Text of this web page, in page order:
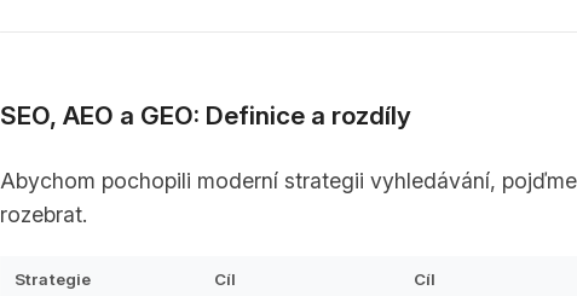
SEO, AEO a GEO: Definice a rozdíly
Abychom pochopili moderní strategii vyhledávání,
rozebrat.
Strategie Cíl Cíl